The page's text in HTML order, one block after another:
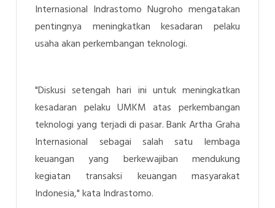
Internasional Indrastomo Nugroho mengatakan
pentingnya meningkatkan kesadaran pelaku
usaha akan perkembangan teknologi.
"Diskusi setengah hari ini untuk meningkatkan
kesadaran pelaku UMKM atas perkembangan
teknologi yang terjadi di pasar. Bank Artha Graha
Internasional sebagai salah satu lembaga
keuangan yang berkewajiban mendukung
kegiatan transaksi keuangan masyarakat
Indonesia," kata Indrastomo.